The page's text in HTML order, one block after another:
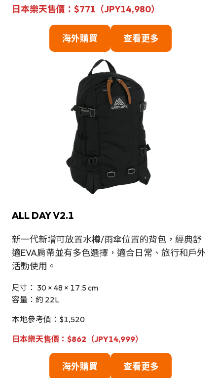
日本樂天售價：$771（JPY14,980）
海外購買 查看更多
ALL DAY V2.1
新一代新增可放置水樽/雨傘位置的背包，經典舒
適EVA肩帶並有多色選擇，適合日常、旅行和戶外
活動使用。
尺寸： 30 × 48 × 17.5 cm
容量：約 22L
本地參考價：$1,520
日本樂天售價：$862（JPY14,999）
海外購買 查看更多